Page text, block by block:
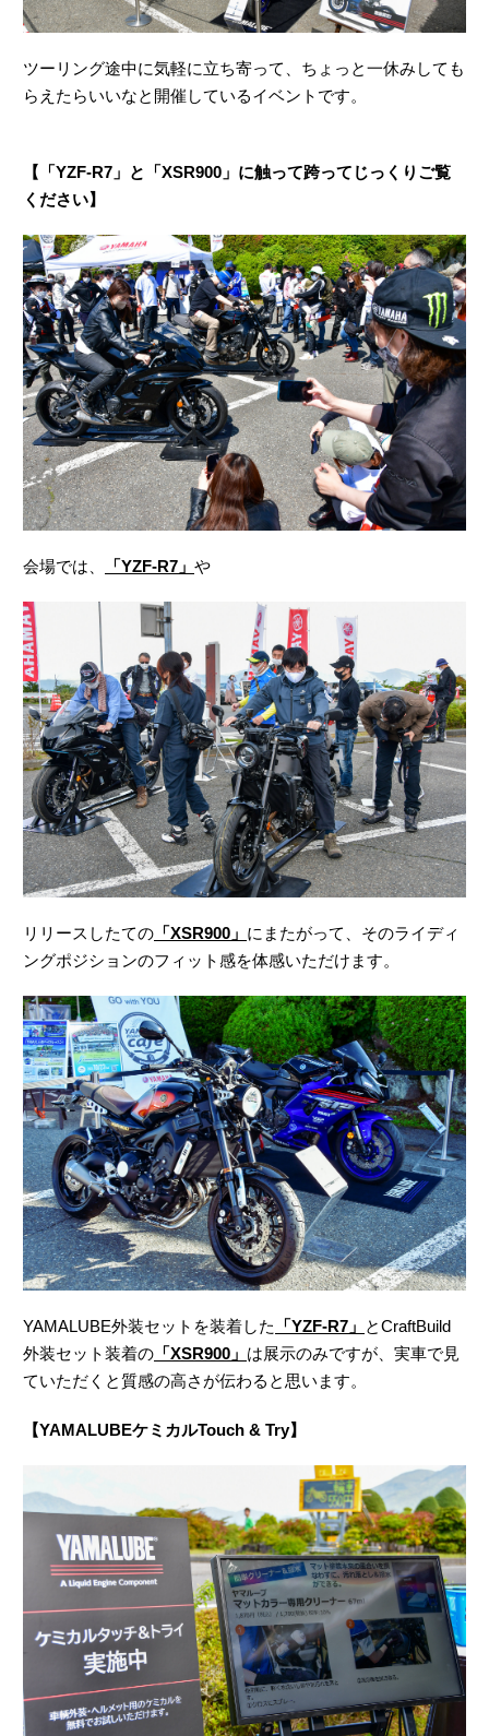
ツーリング途中に気軽に立ち寄って、ちょっと一休みしても
らえたらいいなと開催しているイベントです。
【「YZF-R7」と「XSR900」に触って跨ってじっくりご覧
ください】
会場では、 「YZF-R7」 や
リリースしたての 「XSR900」 にまたがって、そのライディ
ングポジションのフィット感を体感いただけます。
YAMALUBE外装セットを装着した 「YZF-R7」 とCraftBuild
外装セット装着の 「XSR900」 は展示のみですが、実車で見
ていただくと質感の高さが伝わると思います。
【YAMALUBEケミカルTouch & Try】